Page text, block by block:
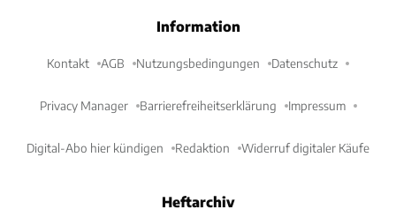
Information
Kontakt AGB Nutzungsbedingungen Datenschutz
Privacy Manager Barrierefreiheitserklärung Impressum
Digital-Abo hier kündigen Redaktion Widerruf digitaler Käufe
Heftarchiv